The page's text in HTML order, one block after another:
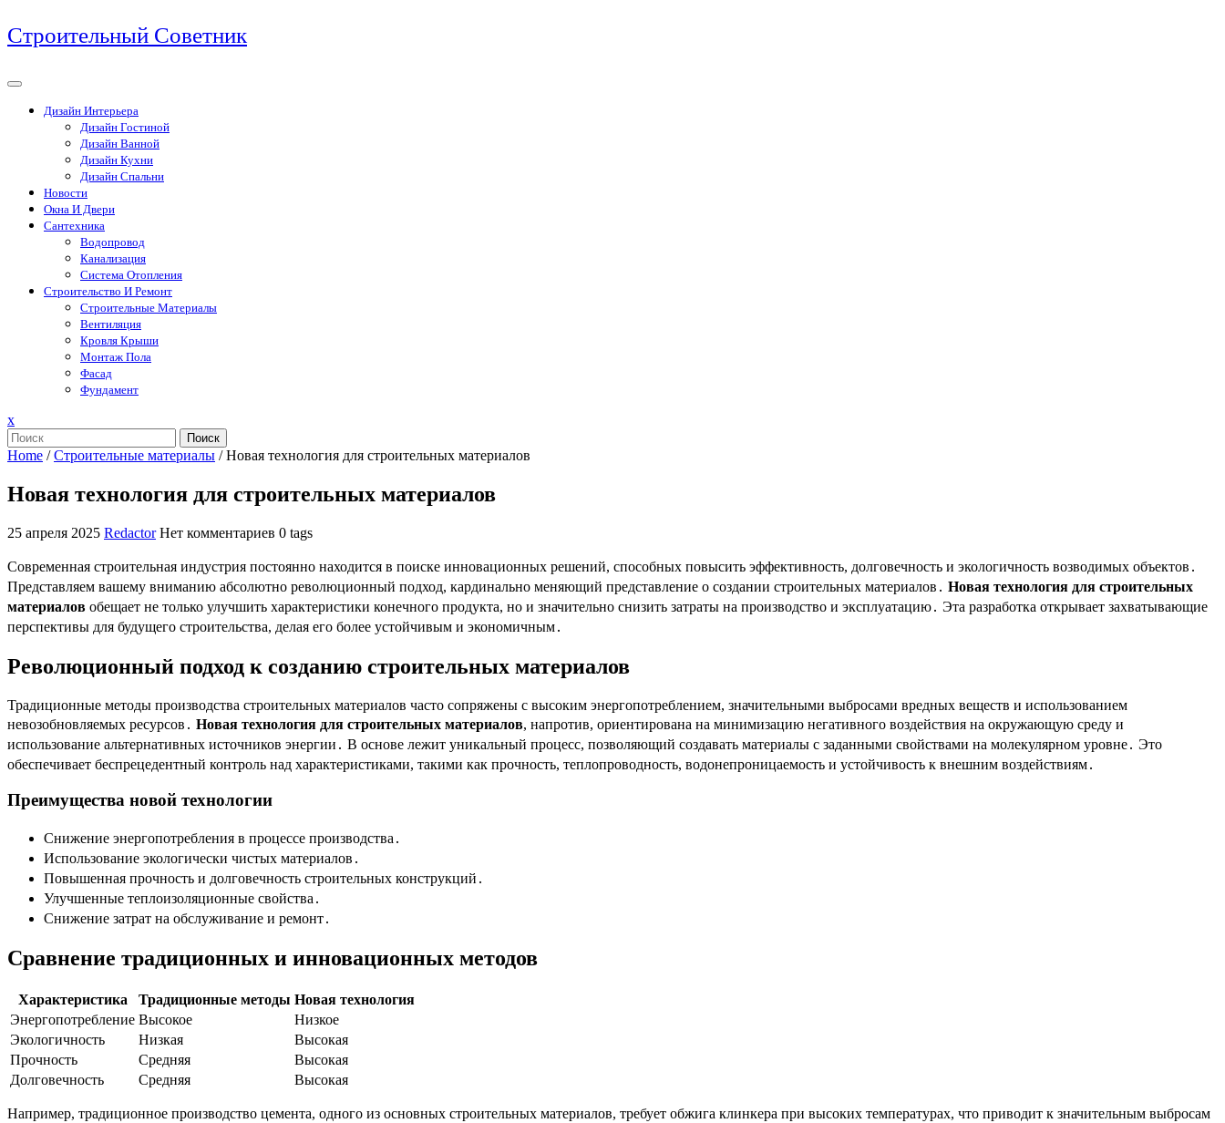
Перейти
к
Строительный Советник
Дизайн Интерьера
Дизайн Гостиной
Дизайн Ванной
Дизайн Кухни
Дизайн Спальни
Новости
Окна И Двери
Сантехника
Водопровод
Канализация
Система Отопления
Строительство И Ремонт
Строительные Материалы
Вентиляция
Кровля Крыши
Монтаж Пола
Фасад
Фундамент
xЗакрыть
меню
Поиск
Home /Строительные материалы /Новая технология для строительных материалов
Новая технология для строительных материалов
25 апреля 2025 Redactor Нет комментариев 0 tags
Современная строительная индустрия постоянно находится в поиске инновационных решений, способных повысить эффективность, долговечность и экологичность возводимых объектов․
Представляем вашему вниманию абсолютно революционный подход, кардинально меняющий представление о создании строительных материалов․ Новая технология для строительных
материалов обещает не только улучшить характеристики конечного продукта, но и значительно снизить затраты на производство и эксплуатацию․ Эта разработка открывает захватывающие
перспективы для будущего строительства, делая его более устойчивым и экономичным․
Революционный подход к созданию строительных материалов
Традиционные методы производства строительных материалов часто сопряжены с высоким энергопотреблением, значительными выбросами вредных веществ и использованием
невозобновляемых ресурсов․ Новая технология для строительных материалов, напротив, ориентирована на минимизацию негативного воздействия на окружающую среду и
использование альтернативных источников энергии․ В основе лежит уникальный процесс, позволяющий создавать материалы с заданными свойствами на молекулярном уровне․ Это
обеспечивает беспрецедентный контроль над характеристиками, такими как прочность, теплопроводность, водонепроницаемость и устойчивость к внешним воздействиям․
Преимущества новой технологии
Снижение энергопотребления в процессе производства․
Использование экологически чистых материалов․
Повышенная прочность и долговечность строительных конструкций․
Улучшенные теплоизоляционные свойства․
Снижение затрат на обслуживание и ремонт․
Сравнение традиционных и инновационных методов
Характеристика Традиционные методы Новая технология
Энергопотребление Высокое
Низкое
Экологичность
Низкая
Высокая
Прочность
Средняя
Высокая
Долговечность
Средняя Высокая
Например, традиционное производство цемента, одного из основных строительных материалов, требует обжига клинкера при высоких температурах, что приводит к значительным выбросам